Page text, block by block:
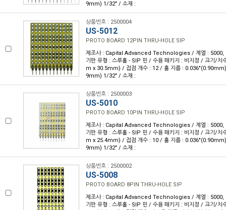
9mm) 1/32" / 소재 :
상품번호 : 2500004
US-5012
PROTO BOARD 12PIN THRU-HOLE SIP
제조사 : Capital Advanced Technologies / 계열 : 5000,
기판 유형 : 스루홀 - SIP 핀 / 수용 패키지 : 비지정 / 크기/
m x 30.5mm) / 접점 개수 : 12 / 홀 지름 :
9mm) 1/32" / 소재 :
상품번호 : 2500003
US-5010
PROTO BOARD 10PIN THRU-HOLE SIP
제조사 : Capital Advanced Technologies / 계열 : 5000,
기판 유형 : 스루홀 - SIP 핀 / 수용 패키지 : 비지정 / 크기/
m x 25.4mm) / 접점 개수 : 10 / 홀 지름 :
9mm) 1/32" / 소재 :
상품번호 : 2500002
US-5008
PROTO BOARD 8PIN THRU-HOLE SIP
제조사 : Capital Advanced Technologies / 계열 : 5000,
기판 유형 : 스루홀 - SIP 핀 / 수용 패키지 : 비지정 / 크기/